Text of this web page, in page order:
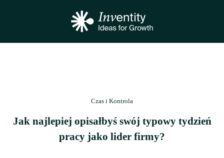
Czas i Kontrola
Jak najlepiej opisałbyś swój typowy tydzień
pracy jako lider firmy?